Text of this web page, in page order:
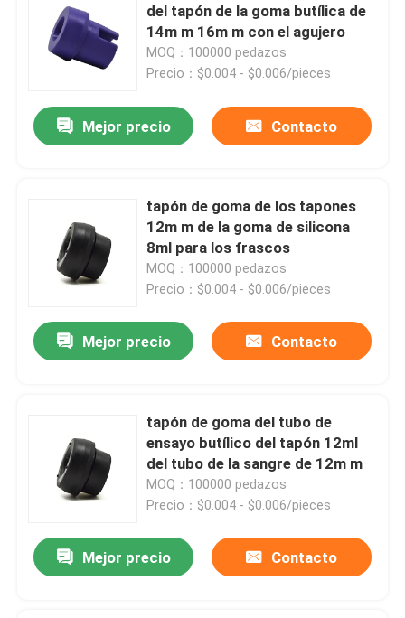
Productos
Visita a la fábrica
Control de Calidad
Solicitar una cotización
Goma de silicona médica
Tapón de goma médico
del tapón de la goma butílica de
14m m 16m m con el agujero
MOQ：100000 pedazos
Precio：$0.004 - $0.006/pieces
Mejor precio Contacto
tapón de goma de los tapones
12m m de la goma de silicona
8ml para los frascos
MOQ：100000 pedazos
Precio：$0.004 - $0.006/pieces
Mejor precio Contacto
tapón de goma del tubo de
ensayo butílico del tapón 12ml
del tubo de la sangre de 12m m
MOQ：100000 pedazos
Precio：$0.004 - $0.006/pieces
Mejor precio Contacto